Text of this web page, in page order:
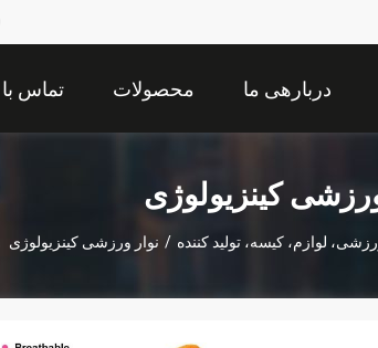
دربارهی ما محصولات تماس با
کینزیولوژی
لوازم، کیسه، تولید کننده / نوار ورزشی کینزیولوژی